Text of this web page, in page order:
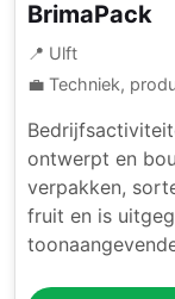
BrimaPack
📍 Ulft
💼 Techniek,
ontwerpt en
verpakken,
fruit en is